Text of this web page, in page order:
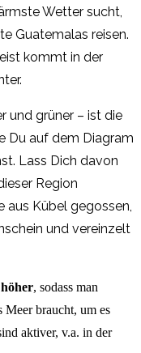
Wetter sucht,
Guatemalas reisen.
kommt in der
und grüner – ist die
Du auf dem Diagram
Lass Dich davon
Region
aus Kübel gegossen,
und vereinzelt
, sodass man
Meer braucht, um es
aktiver, v.a. in der